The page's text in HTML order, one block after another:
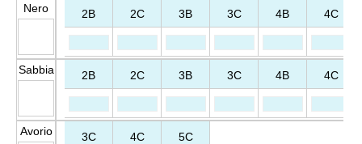
Nero
2B 2C 3B 3C 4B 4C
Sabbia 2B 2C 3B 3C 4B 4C
Avorio 3C 4C 5C